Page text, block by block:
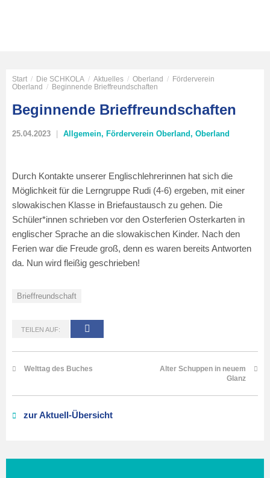
Start / Die SCHKOLA / Aktuelles / Oberland / Förderverein
Oberland / Beginnende Brieffreundschaften
Beginnende Brieffreundschaften
25.04.2023 Allgemein, Förderverein Oberland, Oberland
Durch Kontakte unserer Englischlehrerinnen hat sich die
Möglichkeit für die Lerngruppe Rudi (4-6) ergeben, mit einer
slowakischen Klasse in Briefaustausch zu gehen. Die
Schüler*innen schrieben vor den Osterferien Osterkarten in
englischer Sprache an die slowakischen Kinder. Nach den
Ferien war die Freude groß, denn es waren bereits Antworten
da. Nun wird fleißig geschrieben!
Brieffreundschaft
TEILEN AUF:
Welttag des Buches
Alter Schuppen in neuem
Glanz
zur Aktuell-Übersicht